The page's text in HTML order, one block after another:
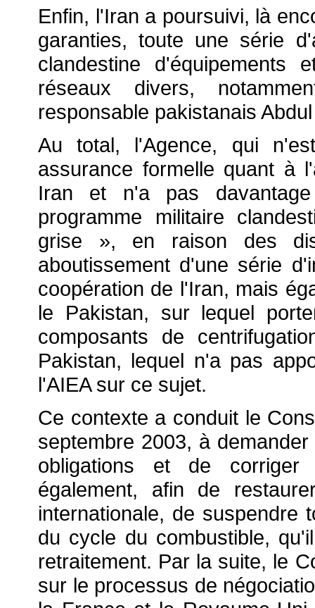
Enfin, l'Iran a poursuivi, là
garanties, toute une série
clandestine
réseaux divers,
responsable pakistanais
Au total, l'Agence, qui
assurance formelle quant à
Iran et n'a pas
programme militaire
grise », en raison des
aboutissement d'une série
coopération de l'Iran, mais
le Pakistan, sur lequel
composants de
Pakistan, lequel n'a pas
l'AIEA sur ce sujet.
Ce contexte a conduit le
septembre 2003, à
obligations et de corriger
également, afin de
internationale, de suspendre
du cycle du combustible,
retraitement. Par la suite, le
sur le processus de